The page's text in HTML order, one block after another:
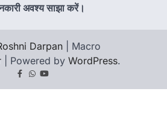
अवश्य साझा करें।
Darpan | Macro
| Powered by WordPress.
Facebook
Whatsapp
youtube